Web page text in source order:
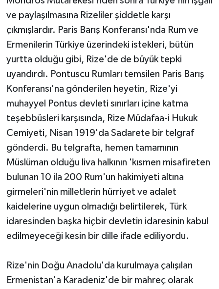
ve paylaşılmasına Rizeliler şiddetle karşı
çıkmışlardır. Paris Barış Konferansı'nda Rum ve
Ermenilerin Türkiye üzerindeki istekleri, bütün
yurtta olduğu gibi, Rize'de de büyük tepki
uyandırdı. Pontuscu Rumları temsilen Paris Barış
Konferansı'na gönderilen heyetin, Rize'yi
muhayyel Pontus devleti sınırları içine katma
teşebbüsleri karşısında, Rize Müdafaa-i Hukuk
Cemiyeti, Nisan 1919'da Sadarete bir telgraf
gönderdi. Bu telgrafta, hemen tamamının
Müslüman olduğu liva halkının 'kısmen misafireten
bulunan 10 ila 200 Rum'un hakimiyeti altına
girmeleri'nin milletlerin hürriyet ve adalet
kaidelerine uygun olmadığı belirtilerek, Türk
idaresinden başka hiçbir devletin idaresinin kabul
edilmeyeceği kesin bir dille ifade ediliyordu.
Rize'nin Doğu Anadolu'da kurulmaya çalışılan
Ermenistan'a Karadeniz'de bir mahreç olarak